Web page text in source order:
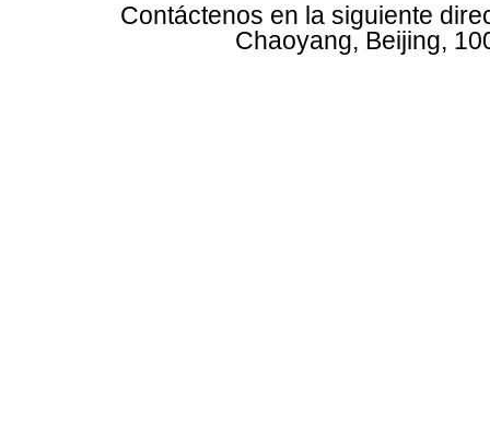
Contáctenos en la siguiente
Chaoyang, Beijing,